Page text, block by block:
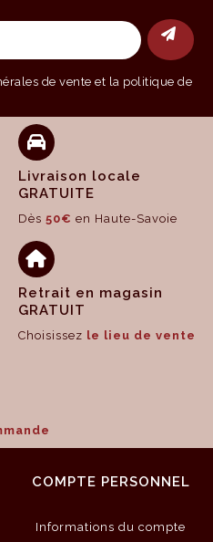
de vente et la politique de
Livraison locale
GRATUITE
Dès 50€ en Haute-Savoie
Retrait en magasin
GRATUIT
Choisissez le lieu de vente
COMPTE PERSONNEL
Informations du compte